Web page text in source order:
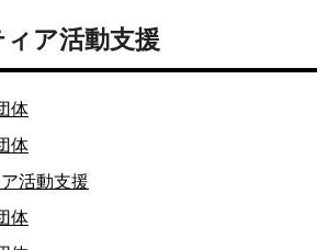
ア活動支援
体
体
活動支援
体